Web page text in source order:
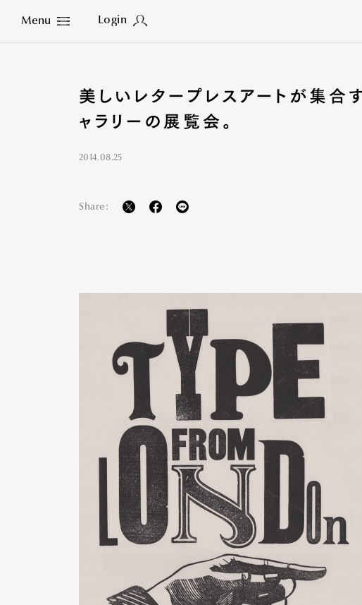
Menu Login
Close
美しいレタープレスアートが集合
ャラリーの展覧会。
2014.08.25
Share: